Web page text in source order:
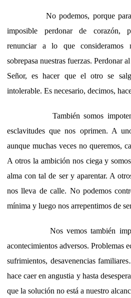
No podemos, porque para
imposible perdonar de corazón,
renunciar a lo que consideramos
sobrepasa nuestras fuerzas. Perdonar
Señor, es hacer que el otro se
intolerable. Es necesario, decimos,
También somos impotentes
esclavitudes que nos oprimen. A
aunque muchas veces no queremos,
A otros la ambición nos ciega y
alma con tal de ser y aparentar. A
nos lleva de calle. No podemos
mínima y luego nos arrepentimos de
Nos vemos también
acontecimientos adversos. Problemas
sufrimientos, desavenencias
hace caer en angustia y hasta
que la solución no está a nuestro